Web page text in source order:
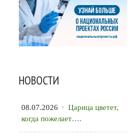
НОВОСТИ
08.07.2026
Царица цветет,
когда пожелает….